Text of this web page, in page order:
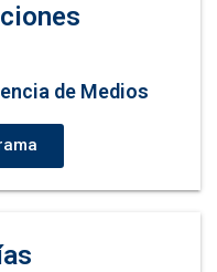
de Medios